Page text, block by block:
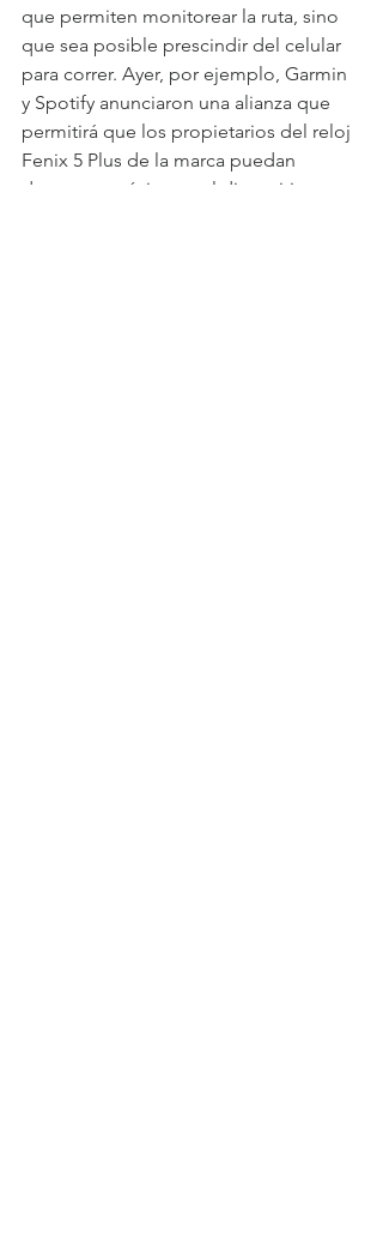
que permiten monitorear la ruta, sino
que sea posible prescindir del celular
para correr. Ayer, por ejemplo, Garmin
y Spotify anunciaron una alianza que
permitirá que los propietarios del reloj
Fenix 5 Plus de la marca puedan
descargar música en el dispositivo y